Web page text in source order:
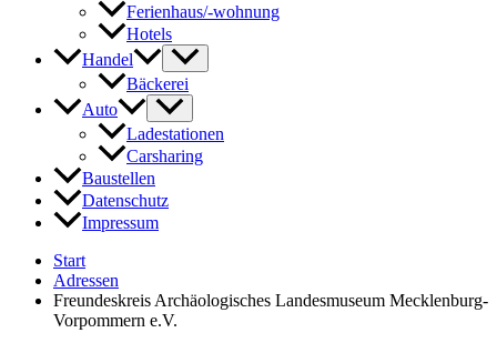
Ferienhaus/-wohnung
Hotels
Handel
Bäckerei
Auto
Ladestationen
Carsharing
Baustellen
Datenschutz
Impressum
Start
Adressen
Freundeskreis Archäologisches Landesmuseum Mecklenburg-
Vorpommern e.V.